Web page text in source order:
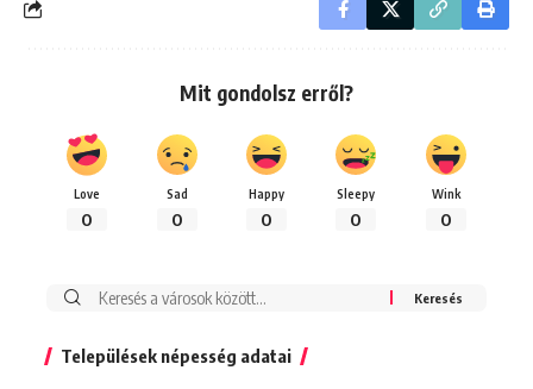
Mit gondolsz erről?
Love
0
Sad
0
Happy
0
Sleepy
0
Wink
0
Keresés:
Települések népesség adatai